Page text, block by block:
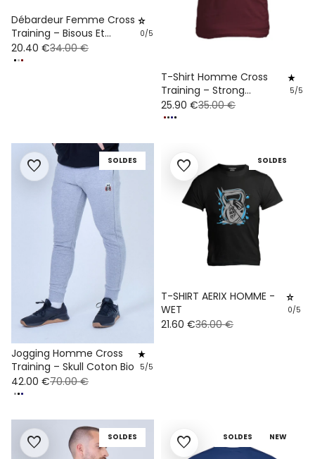
Débardeur Femme Cross
Training – Bisous Et
Burpees Coton Bio
star_rate
0/5
20.40 €34.00 €
T-Shirt Homme Cross
Training – Strong
Tomorrow
star_rate
5/5
25.90 €35.00 €
SOLDES
favorite
Jogging Homme Cross
Training – Skull Coton Bio
star_rate
5/5
42.00 €70.00 €
SOLDES
favorite
T-SHIRT AERIX HOMME -
WET
star_rate
0/5
21.60 €36.00 €
SOLDES
favorite SOLDES NEW
favorite